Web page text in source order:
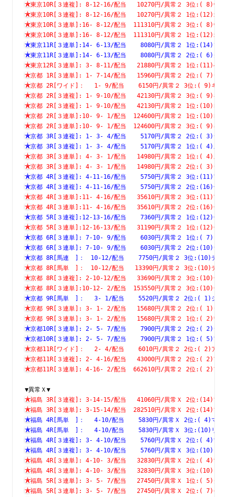
東京10R[３連複]: 8-12-16/配当   10270円/異常２ 3位:( 8)ウイン
東京10R[３連複]: 8-12-16/配当   10270円/異常２ 1位:(12)オール
東京10R[３連単]:16- 8-12/配当  111310円/異常２ 3位:( 8)ウイン
東京10R[３連単]:16- 8-12/配当  111310円/異常２ 1位:(12)オール
東京11R[３連単]:14- 6-13/配当    8080円/異常２ 1位:(14)ソダシ
東京11R[３連単]:14- 6-13/配当    8080円/異常２ 2位:( 6)ククナ
東京12R[３連単]: 3- 8-11/配当   21880円/異常２ 1
京都 1R[３連単]: 1- 7-14/配当   15960円/異常２ 2位
京都 2R[ワイド]：　 1- 9/配当    6150円/異常２
京都 2R[３連複]: 1- 9-10/配当   42130円/異常２
京都 2R[３連複]: 1- 9-10/配当   42130円/異常２
京都 2R[３連単]:10- 9- 1/配当  124600円/異常２
京都 2R[３連単]:10- 9- 1/配当  124600円/異常２
京都 3R[３連複]: 1- 3- 4/配当    5170円/異常２ 2
京都 3R[３連複]: 1- 3- 4/配当    5170円/異常
京都 3R[３連単]: 4- 3- 1/配当   14980円/異常
京都 3R[３連単]: 4- 3- 1/配当   14980円/異常２ 2
京都 4R[３連複]: 4-11-16/配当    5750円/異常２ 3
京都 4R[３連複]: 4-11-16/配当    5750円/異常２ 2位
京都 4R[３連単]:11- 4-16/配当   35610円/異常２ 3
京都 4R[３連単]:11- 4-16/配当   35610円/異常２ 2位
京都 5R[３連複]:12-13-16/配当    7360円/異常２ 1位
京都 5R[３連単]:12-16-13/配当   31190円/異常２ 1位
京都 6R[３連単]: 7-10- 9/配当    6030円/異常２ 1
京都 6R[３連単]: 7-10- 9/配当    6030円/異常２ 2
京都 8R[馬連　]：　10-12/配当    7750円/異常２ 3位
京都 8R[馬単　]：　10-12/配当   13390円/異常２ 3位
京都 8R[３連複]: 2-10-12/配当   33690円/異常２ 3位
京都 8R[３連単]:10-12- 2/配当  153550円/異常２ 3位
京都 9R[馬単　]：　 3- 1/配当    5520円/異常２ 2位:( 1)ジュン
京都 9R[３連単]: 3- 1- 2/配当   15680円/異常２ 2位:( 1)ジュン
京都 9R[３連単]: 3- 1- 2/配当   15680円/異常２ 1位:( 2)ワンダ
京都10R[３連単]: 2- 5- 7/配当    7900円/異常２ 2位:( 2)シ
京都10R[３連単]: 2- 5- 7/配当    7900円/異常２ 1位:( 5)ア
京都11R[ワイド]：　 2- 4/配当    6010円/異常２ 2位:( 2)アドマ
京都11R[３連複]: 2- 4-16/配当   43000円/異常２ 2位:( 2)アドマ
京都11R[３連単]: 4-16- 2/配当  662610円/異常２ 2位:( 2)アドマ
▼異常Ｘ▼
福島 3R[３連複]: 3-14-15/配当   41060円/異常Ｘ
福島 3R[３連単]: 3-15-14/配当  282510円/異常Ｘ
福島 4R[馬単　]：　 4-10/配当    5830円/異常Ｘ 2
福島 4R[馬単　]：　 4-10/配当    5830円/異常Ｘ
福島 4R[３連複]: 3- 4-10/配当    5760円/異常Ｘ 2
福島 4R[３連複]: 3- 4-10/配当    5760円/異常Ｘ
福島 4R[３連単]: 4-10- 3/配当   32830円/異常Ｘ 2
福島 4R[３連単]: 4-10- 3/配当   32830円/異常Ｘ
福島 5R[３連単]: 3- 5- 7/配当   27450円/異常Ｘ 1位
福島 5R[３連単]: 3- 5- 7/配当   27450円/